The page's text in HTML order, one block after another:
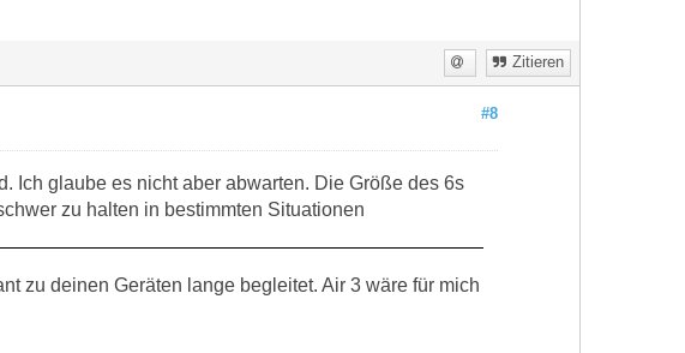
Zitieren
#8
Ich glaube es nicht aber abwarten. Die Größe des 6s
zu halten in bestimmten Situationen
zu deinen Geräten lange begleitet. Air 3 wäre für mich